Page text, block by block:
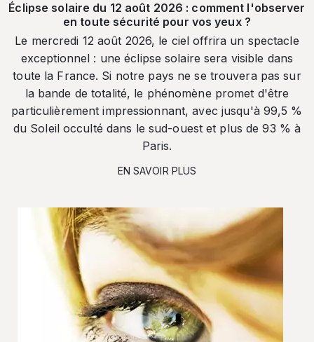
Éclipse solaire du 12 août 2026 : comment l'observer
en toute sécurité pour vos yeux ?
Le mercredi 12 août 2026, le ciel offrira un spectacle
exceptionnel : une éclipse solaire sera visible dans
toute la France. Si notre pays ne se trouvera pas sur
la bande de totalité, le phénomène promet d'être
particulièrement impressionnant, avec jusqu'à 99,5 %
du Soleil occulté dans le sud-ouest et plus de 93 % à
Paris.
EN SAVOIR PLUS